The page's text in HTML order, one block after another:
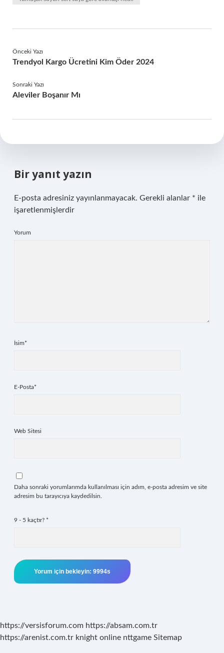
Önceki Yazı
Trendyol Kargo Ücretini Kim Öder 2024
Sonraki Yazı
Aleviler Boşanır Mı
Bir yanıt yazın
E-posta adresiniz yayınlanmayacak. Gerekli alanlar * ile
işaretlenmişlerdir
Yorum
İsim*
E-Posta*
Web Sitesi
Daha sonraki yorumlarımda kullanılması için adım, e-posta adresim ve site
adresim bu tarayıcıya kaydedilsin.
9 - 5 kaçtır? *
https://versisforum.com https://absam.com.tr
https://arenist.com.tr knight online nttgame Sitemap